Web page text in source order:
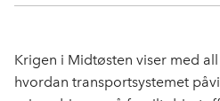
Krigen i Midtøsten viser med
hvordan transportsystemet